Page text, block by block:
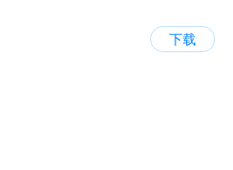
下载